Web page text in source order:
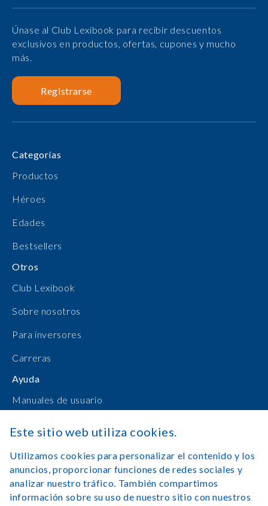
Únase al Club Lexibook para recibir descuentos
exclusivos en productos, ofertas, cupones y mucho
más.
Registrarse
Categorías
Productos
Héroes
Edades
Bestsellers
Otros
Club Lexibook
Sobre nosotros
Para inversores
Carreras
Ayuda
Manuales de usuario
Registrarse
Este sitio web utiliza cookies.
Utilizamos cookies para personalizar el contenido y los
anuncios, proporcionar funciones de redes sociales y
analizar nuestro tráfico. También compartimos
información sobre su uso de nuestro sitio con nuestros